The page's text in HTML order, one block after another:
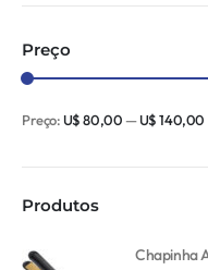
Preço
Preço:U$ 80,00—U$ 140,00
Produtos